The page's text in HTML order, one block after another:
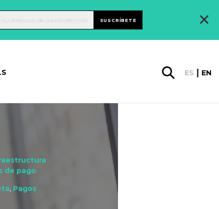
SUSCRÍBETE ×
ES EN
de pago
, Pagos